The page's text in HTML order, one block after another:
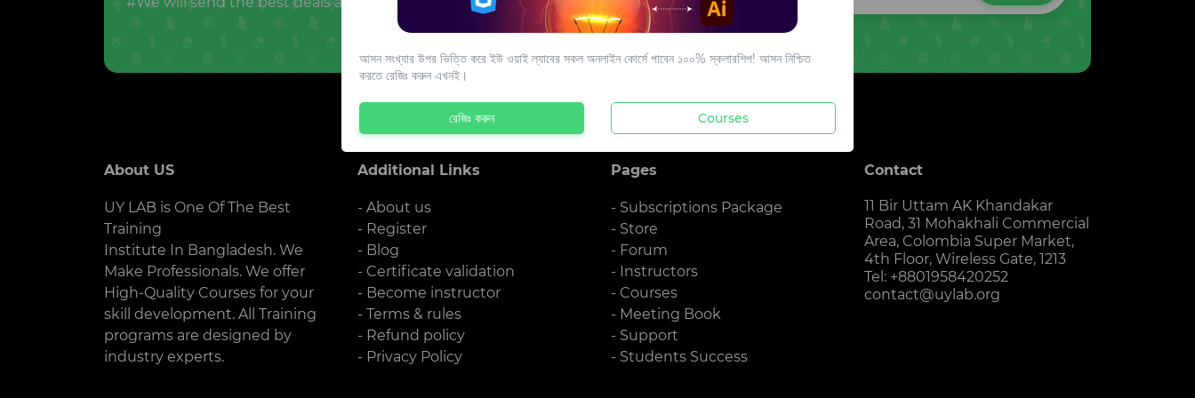
About US
UY LAB is One Of The Best
Training
Institute In Bangladesh. We
Make Professionals. We offer
High-Quality Courses for your
skill development. All Training
programs are designed by
industry experts.
Additional Links
- About us
- Register
- Blog
- Certificate validation
- Become instructor
- Terms & rules
- Refund policy
- Privacy Policy
Pages
- Subscriptions Package
- Store
- Forum
- Instructors
- Courses
- Meeting Book
- Support
- Students Success
Contact
11 Bir Uttam AK Khandakar
Road, 31 Mohakhali Commercial
Area, Colombia Super Market,
4th Floor, Wireless Gate, 1213
Tel: +8801958420252
contact@uylab.org
আসন সংখ্যার উপর ভিত্তি করে ইউ ওয়াই ল্যাবের সকল অনলাইন কোর্সে পাবেন ১০০% স্কলারশিপ! আসন নিশ্চিত
করতে রেজিঃ করুন এখনই।
রেজিঃ করুন Courses